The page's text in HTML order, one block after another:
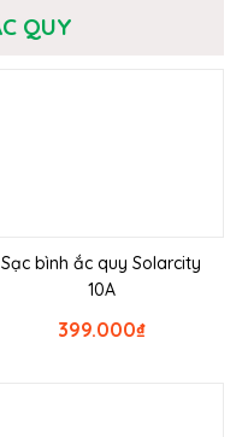
QUY
Sạc bình ắc quy Solarcity
10A
₫
399.000